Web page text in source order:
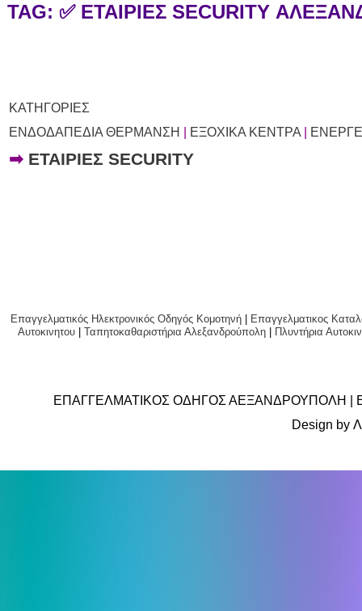
TAG: ✅ ΕΤΑΙΡΙΕΣ SECURITY
ΚΑΤΗΓΟΡΙΕΣ
ΕΝΔΟΔΑΠΕΔΙΑ ΘΕΡΜΑΝΣΗ
ΕΞΟΧΙΚΑ ΚΕΝΤΡΑ
➡ ΕΤΑΙΡΙΕΣ SECURITY
ΕΠΑΓΓΕΛΜΑΤΙΚΟΣ ΟΔΗΓΟΣ ΑΕΞΑΝΔΡΟΥΠΟΛΗ
Design by
Επαγγελματικός Ηλεκτρονικός Οδηγός Κομοτηνή
Επαγγελματικος
Αυτοκινητου |Ταπητοκαθαριστήρια Αλεξανδρούπολη Πλυντήρια